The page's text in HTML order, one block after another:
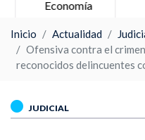
Economía
Inicio Actualidad
Ofensiva contra el
reconocidos delincuentes
JUDICIAL